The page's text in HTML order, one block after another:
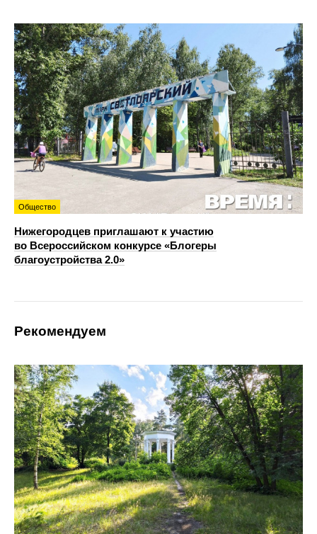
Общество
Нижегородцев приглашают к участию
во Всероссийском конкурсе «Блогеры
благоустройства 2.0»
Рекомендуем